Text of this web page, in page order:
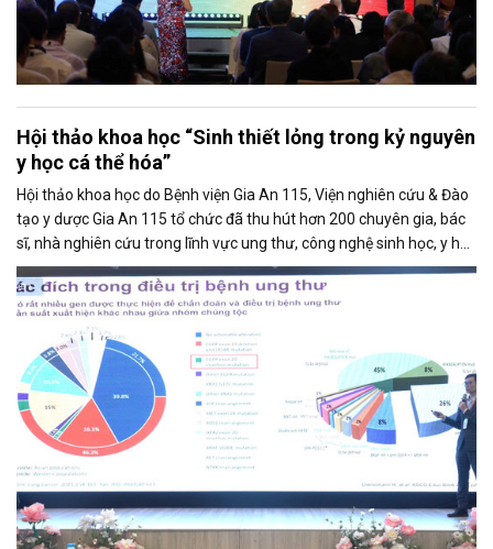
Hội thảo khoa học “Sinh thiết lỏng trong kỷ nguyên
y học cá thể hóa”
Hội thảo khoa học do Bệnh viện Gia An 115, Viện nghiên cứu & Đào
tạo y dược Gia An 115 tổ chức đã thu hút hơn 200 chuyên gia, bác
sĩ, nhà nghiên cứu trong lĩnh vực ung thư, công nghệ sinh học, y học
chính xác… trong nước và quốc tế ty tham gia.